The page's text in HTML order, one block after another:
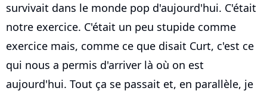
survivait dans le monde pop d'aujourd'hui. C'était
notre exercice. C'était un peu stupide comme
exercice mais, comme ce que disait Curt, c'est ce
qui nous a permis d'arriver là où on est
aujourd'hui. Tout ça se passait et, en parallèle, je